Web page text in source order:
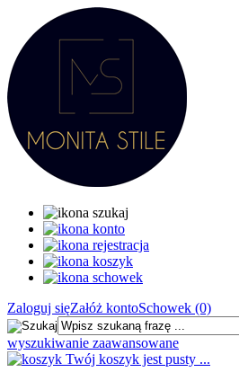
Zaloguj sięZałóż kontoSchowek (0)
wyszukiwanie zaawansowane
Twój koszyk jest pusty ...